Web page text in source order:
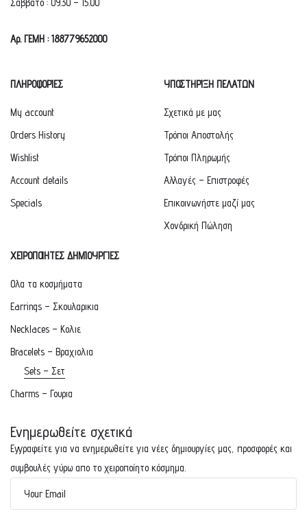
Αρ. ΓΕΜΗ : 188779652000
ΠΛΗΡΟΦΟΡΙΕΣ
My account
Orders History
Wishlist
Account details
Specials
ΥΠΟΣΤΗΡΙΞΗ ΠΕΛΑΤΩΝ
Σχετικά με μας
Τρόποι Αποστολής
Τρόποι Πληρωμής
Αλλαγές – Επιστροφές
Επικοινωνήστε μαζί μας
Χονδρική Πώληση
ΧΕΙΡΟΠΟΙΗΤΕΣ ΔΗΜΙΟΥΡΓΙΕΣ
Ολα τα κοσμήματα
Earrings – Σκουλαρικια
Necklaces – Κολιε
Bracelets – Βραχιολια
Sets – Σετ
Charms – Γουρια
Ενημερωθείτε σχετικά
Εγγραφείτε για να ενημερωθείτε για νέες δημιουργίες μας, προσφορές και
συμβουλές γύρω απο το χειροποίητο κόσμημα.
Your Email